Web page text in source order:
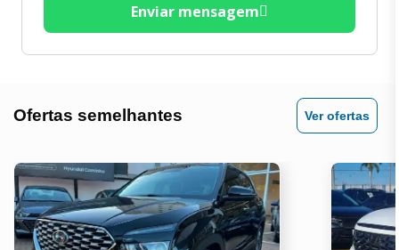
Espelhos EletricosEnviar mensagem
Ofertas semelhantes Ver ofertas